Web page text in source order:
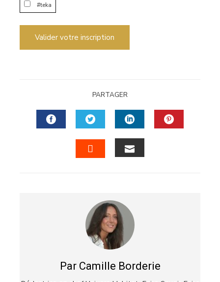
#teka
Valider votre inscription
PARTAGER
FACEBOOKTWITTERLINKEDIN
Par Camille Borderie